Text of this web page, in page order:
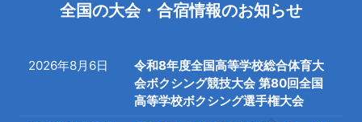
全国の大会・合宿情報のお知らせ
2026年8月6日
令和8年度全国高等学校総合体育大
会ボクシング競技大会 第80回全国
高等学校ボクシング選手権大会